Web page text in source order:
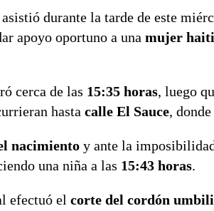
asistió durante la tarde de este
apoyo oportuno a una mujer
cerca de las 15:35 horas, luego
hasta calle El Sauce,
nacimiento y ante la
una niña a las 15:43 horas.
efectuó el corte del cordón